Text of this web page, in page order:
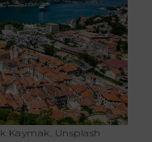
Kaymak, Unsplash